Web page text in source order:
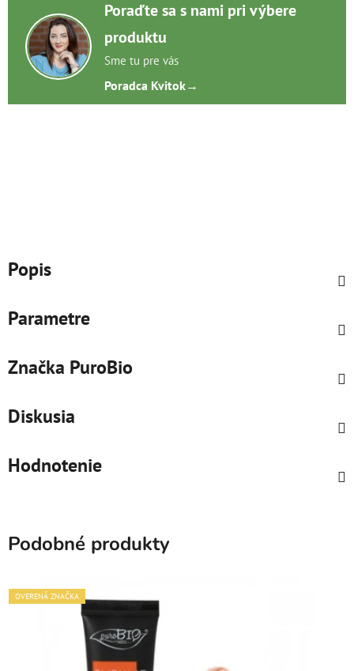
Poraďte sa s nami pri výbere
produktu
Sme tu pre vás
Poradca Kvitok→
Popis
Parametre
Značka PuroBio
Diskusia
Hodnotenie
Podobné produkty
OVERENÁ ZNAČKA